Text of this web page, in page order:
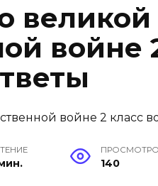
великой
войне
140